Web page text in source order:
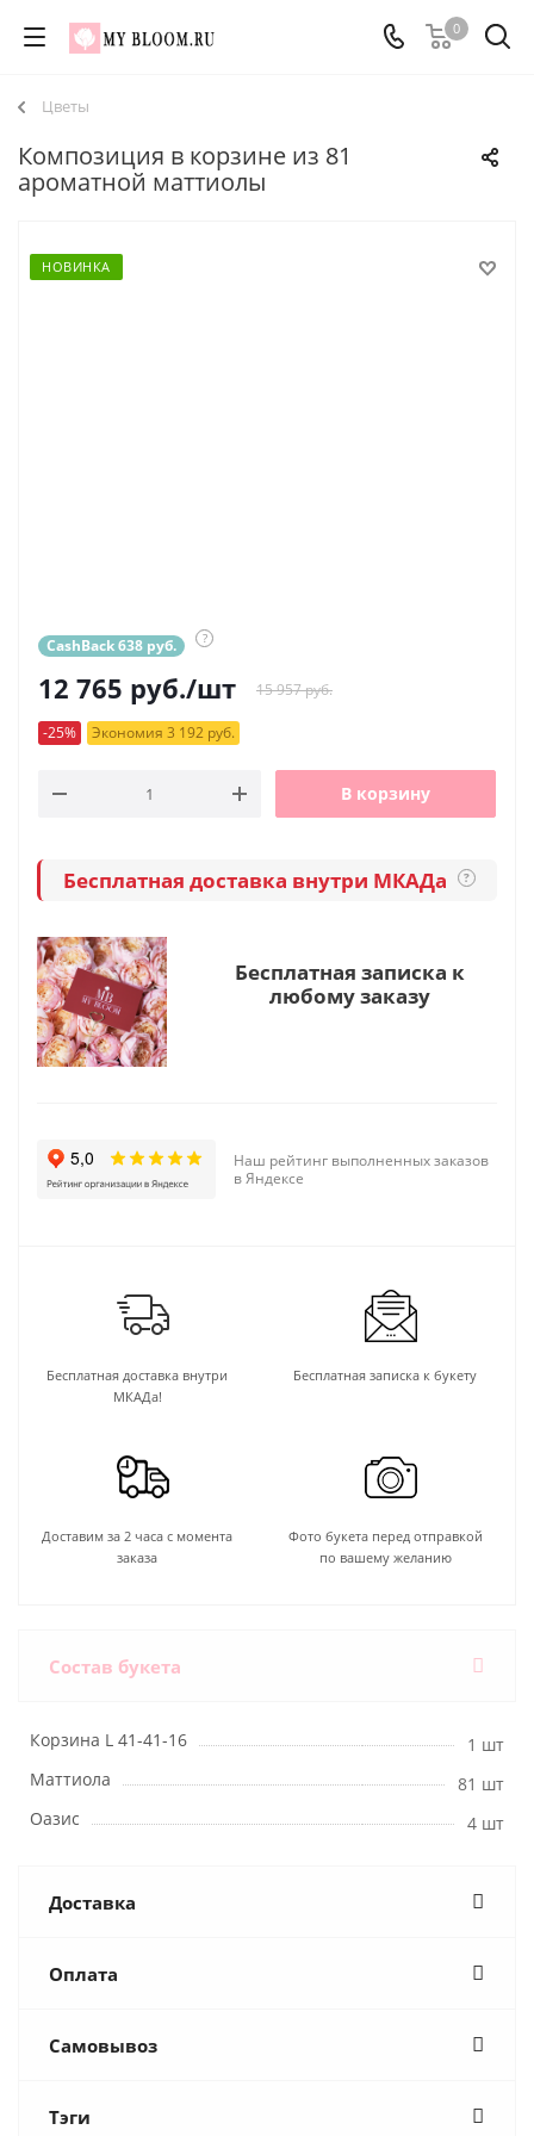
0
Цветы
Композиция в корзине из 81
ароматной маттиолы
НОВИНКА
CashBack 638 руб. ?
12 765 руб./шт 15 957 руб.
-25% Экономия 3 192 руб.
В корзину
Бесплатная доставка внутри МКАДа ?
Бесплатная записка к
любому заказу
Наш рейтинг выполненных заказов
в Яндексе
Бесплатная доставка внутри
МКАДа!
Бесплатная записка к букету
Доставим за 2 часа с момента
заказа
Фото букета перед отправкой
по вашему желанию
Состав букета
Корзина L 41-41-16
1 шт
Маттиола
81 шт
Оазис
4 шт
Доставка
Оплата
Самовывоз
Тэги